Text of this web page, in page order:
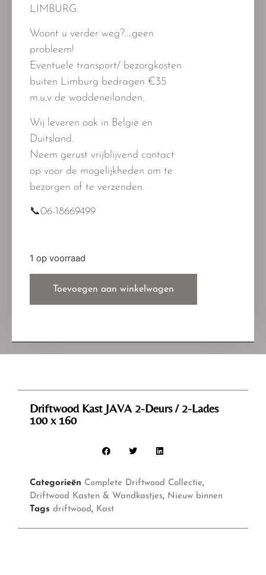
LIMBURG.
Woont u verder weg?….geen
probleem!
Eventuele transport/ bezorgkosten
buiten Limburg bedragen €35
m.u.v de waddeneilanden.
Wij leveren ook in België en
Duitsland.
Neem gerust vrijblijvend contact
op voor de mogelijkheden om te
bezorgen of te verzenden.
📞06-18669499
1 op voorraad
Toevoegen aan winkelwagen
Driftwood Kast JAVA 2-Deurs / 2-Lades
100 x 160
Categorieën Complete Driftwood Collectie,
Driftwood Kasten & Wandkastjes, Nieuw binnen
Tags driftwood , Kast